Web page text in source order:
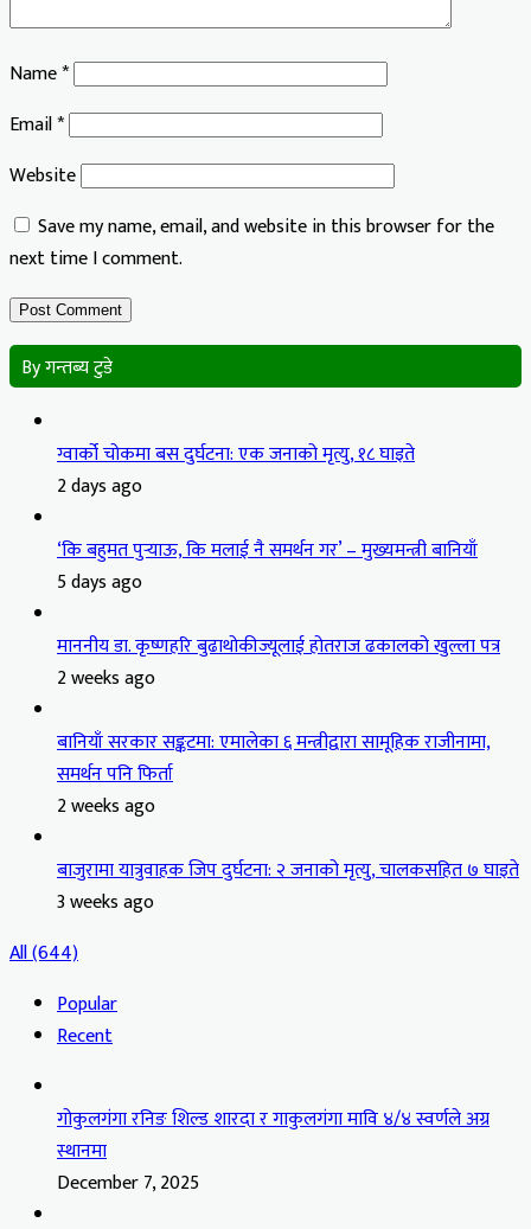
Name*
Email*
Website
Save my name, email, and website in this browser for the
next time I comment.
By गन्तब्य टुडे
ग्वार्को चोकमा बस दुर्घटना: एक जनाको मृत्यु, १८ घाइते
2 days ago
‘कि बहुमत पुर्‍याऊ, कि मलाई नै समर्थन गर’ – मुख्यमन्त्री बानियाँ
5 days ago
माननीय डा. कृष्णहरि बुढाथोकीज्यूलाई होतराज ढकालको खुल्ला पत्र
2 weeks ago
बानियाँ सरकार सङ्कटमा: एमालेका ६ मन्त्रीद्वारा सामूहिक राजीनामा,
समर्थन पनि फिर्ता
2 weeks ago
बाजुरामा यात्रुवाहक जिप दुर्घटना: २ जनाको मृत्यु, चालकसहित ७ घाइते
3 weeks ago
All (644)
Popular
Recent
गोकुलगंगा रनिङ शिल्ड शारदा र गाकुलगंगा मावि ४/४ स्वर्णले अग्र
स्थानमा
December 7, 2025